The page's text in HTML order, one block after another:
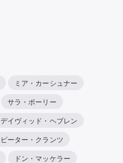
ミア・カーシュナー
サラ・ポーリー
デイヴィッド・ヘブレン
ピーター・クランツ
ドン・マッケラー